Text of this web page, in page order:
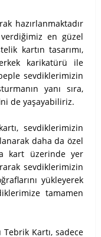
hazırlanmaktadır
en güzel
kartın tasarımı,
karikatürü ile
sevdiklerimizin
yanı sıra,
de yaşayabiliriz.
sevdiklerimizin
daha da özel
kart üzerinde yer
sevdiklerimizin
yükleyerek
tamamen
Kartı, sadece